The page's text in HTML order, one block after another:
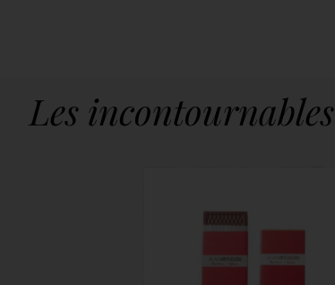
Les incontournables